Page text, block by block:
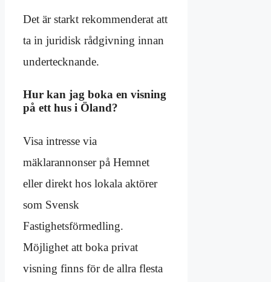
Det är starkt rekommenderat att
ta in juridisk rådgivning innan
undertecknande.
Hur kan jag boka en visning
på ett hus i Öland?
Visa intresse via
mäklarannonser på Hemnet
eller direkt hos lokala aktörer
som Svensk
Fastighetsförmedling.
Möjlighet att boka privat
visning finns för de allra flesta